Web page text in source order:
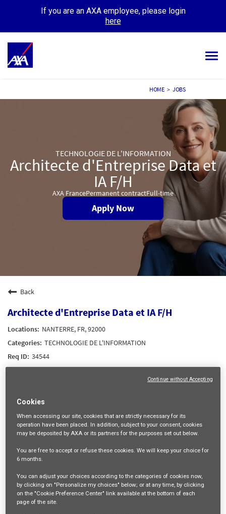
If you are an AXA employee, please login
here
MEET OUR PEOPLE
MY APPLICATIONS MY PROFILE
HOME > JOBS
TECHNOLOGIE DE L'INFORMATION
Architecte d'Entreprise Data et
IA F/H
AXA FrancePermanent contractFull-time
Apply Now
Back
Architecte d'Entreprise Data et IA F/H
NANTERRE, FR, 92000
TECHNOLOGIE DE L'INFORMATION
34544
Get future jobs matching this search
Login
or Register
Job Description
VOTRE RÔLE ET VOS MISSIONS
Vous souhaitez évoluer dans un environnement en pleine
Cookies
When accessing our site, cookies that are strictly necessary for its
operation have been placed. In addition, subject to your consent, cookies
may be deposited by AXA or its partners for the purposes set out below.
You are freeto accept or refusethese cookies. We will keep your choice for
6 months.
You can adjust your choices according to the categories of cookies now,
by clicking on "Personalize my choices" below; or at any time, by clicking
on the "Cookie Preference Center" link available at the bottom of each
page of the site.
Continue without Accepting